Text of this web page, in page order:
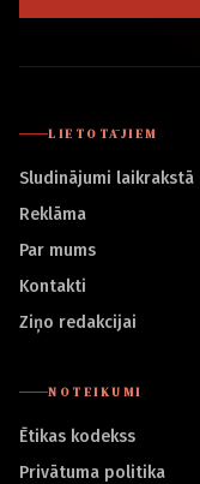
LIETOTĀJIEM
Sludinājumi laikrakstā
Reklāma
Par mums
Kontakti
Ziņo redakcijai
NOTEIKUMI
Ētikas kodekss
Privātuma politika